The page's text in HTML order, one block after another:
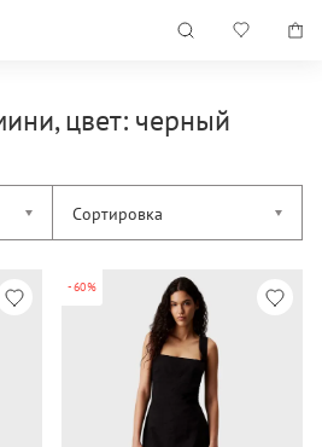
цвет: черный
Сортировка
-60%